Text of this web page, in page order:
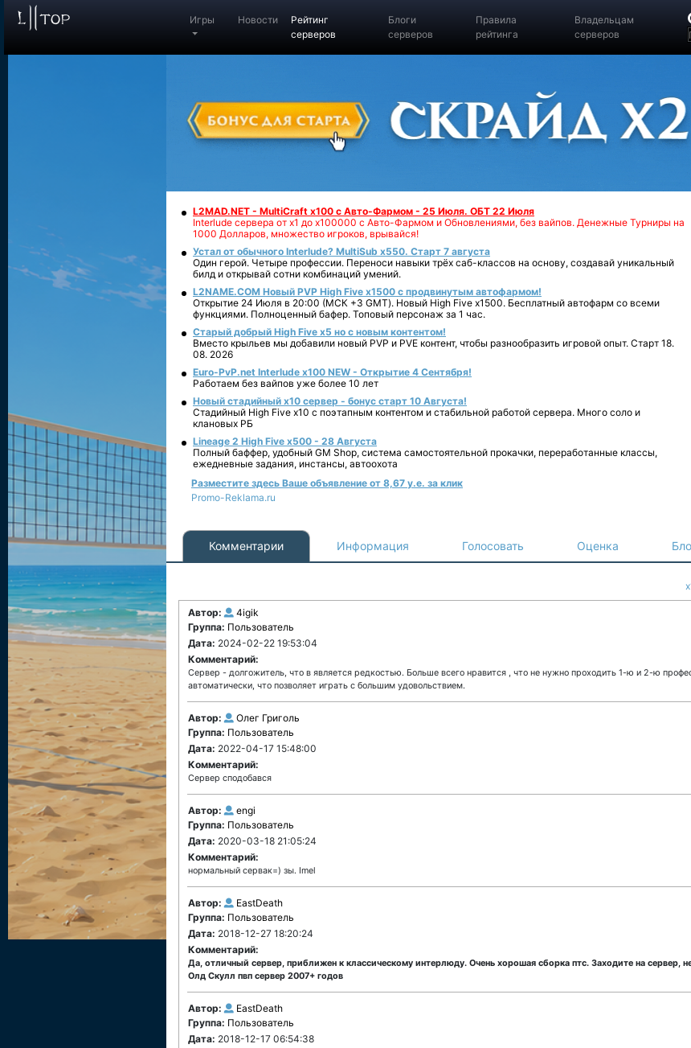
Игры Новости
Рейтинг
серверов
Блоги
серверов
Правила
рейтинга
Владельцам
серверов
L2MAD.NET - MultiCraft x100 с Авто-Фармом - 25 Июля. ОБТ 22 Июля
Interlude сервера от х1 до х100000 с Авто-Фармом и Обновлениями, без вайпов. Денежные Турниры на
1000 Долларов, множество игроков, врывайся!
Устал от обычного Interlude? MultiSub x550. Старт 7 августа
Один герой. Четыре профессии. Переноси навыки трёх саб-классов на основу, создавай уникальный
билд и открывай сотни комбинаций умений.
L2NAME.COM Новый PVP High Five x1500 с продвинутым автофармом!
Открытие 24 Июля в 20:00 (МСК +3 GMT). Новый High Five x1500. Бесплатный автофарм со всеми
функциями. Полноценный бафер. Топовый персонаж за 1 час.
Старый добрый High Five x5 но с новым контентом!
Вместо крыльев мы добавили новый PVP и PVE контент, чтобы разнообразить игровой опыт. Старт 18.
08. 2026
Euro-PvP.net Interlude х100 NEW - Открытие 4 Сентября!
Работаем без вайпов уже более 10 лет
Новый стадийный х10 сервер - бонус старт 10 Августа!
Стадийный High Five x10 с поэтапным контентом и стабильной работой сервера. Много соло и
клановых РБ
Lineage 2 High Five x500 - 28 Августа
Полный баффер, удобный GM Shop, система самостоятельной прокачки, переработанные классы,
ежедневные задания, инстансы, автоохота
Разместите здесь Ваше объявление от 8,67 у.е. за клик
Promo-Reklama.ru
Комментарии Информация Голосовать Оценка
Автор:
4igik
Группа: Пользователь
Дата: 2024-02-22 19:53:04
Комментарий:
Сервер - долгожитель, что в является редкостью. Больше всего нравится , что не нужно проходить 1-ю и 2-ю
автоматически, что позволяет играть с большим удовольствием.
Автор:
Олег Григоль
Группа: Пользователь
Дата: 2022-04-17 15:48:00
Комментарий:
Сервер сподобався
Автор:
engi
Группа: Пользователь
Дата: 2020-03-18 21:05:24
Комментарий:
нормальный сервак=) зы. Imel
Автор:
EastDeath
Группа: Пользователь
Дата: 2018-12-27 18:20:24
Комментарий:
Да, отличный сервер, приближен к классическому интерлюду. Очень хорошая сборка птс. Заходите на сервер,
Олд Скулл пвп сервер 2007+ годов
Автор:
EastDeath
Группа: Пользователь
Дата: 2018-12-17 06:54:38